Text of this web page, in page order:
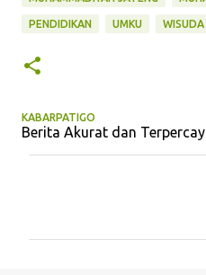
PENDIDIKAN UMKU WISUDA
KABARPATIGO
Berita Akurat dan